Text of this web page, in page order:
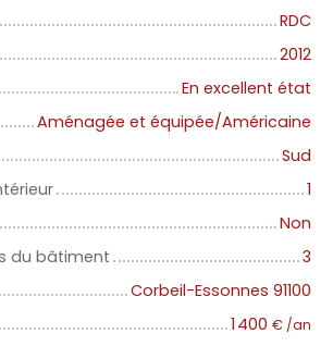
RDC
2012
En excellent état
Aménagée et équipée/Américaine
Sud
1
Non
du bâtiment
3
Corbeil-Essonnes 91100
1 400 € /an